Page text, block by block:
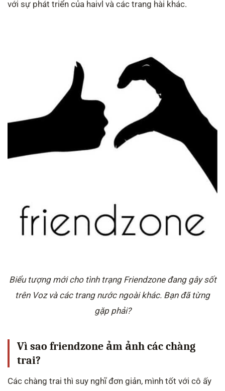
với sự phát triển của haivl và các trang hài khác.
Biểu tượng mới cho tình trạng Friendzone đang gây sốt
trên Voz và các trang nước ngoài khác. Bạn đã từng
gặp phải?
Vì sao friendzone ảm ảnh các chàng
trai?
Các chàng trai thì suy nghĩ đơn giản, mình tốt với cô ấy